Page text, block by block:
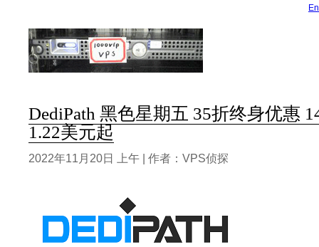
DediPath 黑色星期五 35折终身优惠
1.22美元起
2022年11月20日 上午 | 作者：VPS侦探